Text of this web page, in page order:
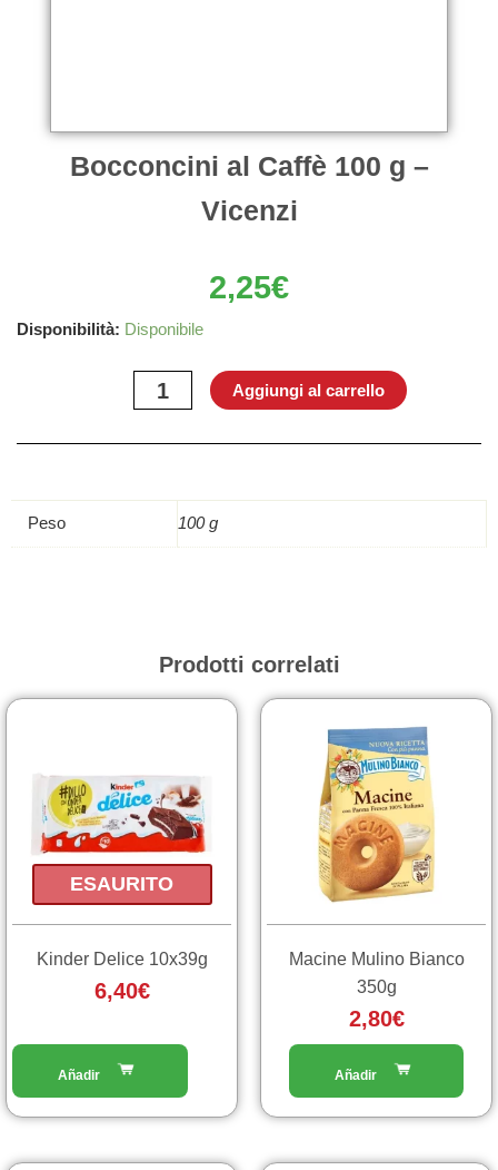
Bocconcini al Caffè 100 g –
Vicenzi
2,25€
Disponibilità: Disponibile
Bocconcini
Aggiungi al carrello
Peso 100 g
Prodotti correlati
ESAURITO
Kinder Delice 10x39g
6,40€
Macine Mulino Bianco
350g
2,80€